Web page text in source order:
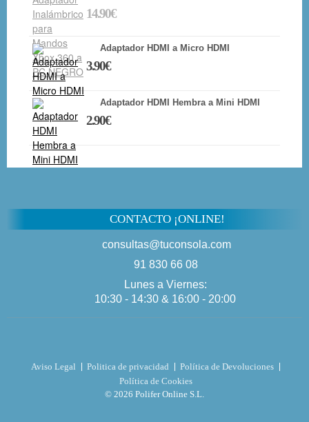
14.90€
Adaptador HDMI a Micro HDMI
3.90€
Adaptador HDMI Hembra a Mini HDMI
2.90€
CONTACTO ¡ONLINE!
consultas@tuconsola.com
91 830 66 08
Lunes a Viernes:
10:30 - 14:30 & 16:00 - 20:00
Aviso Legal Politica de privacidad
Política de Devoluciones
Política de Cookies
© 2026 Polifer Online S.L.